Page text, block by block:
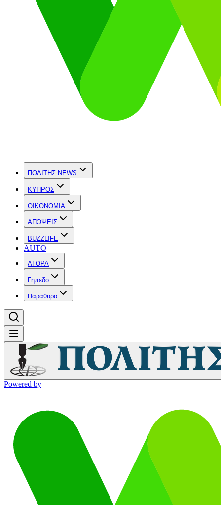
ΠΟΛΙΤΗΣ NEWS
ΚΥΠΡΟΣ
OIKONOMIA
ΑΠΟΨΕΙΣ
BUZZLIFE
AUTO
ΑΓΟΡΑ
Γηπεδο
Παραθυρο
Powered by